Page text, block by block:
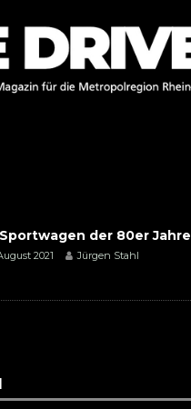
der 80er Jahre
2021 Jürgen Stahl